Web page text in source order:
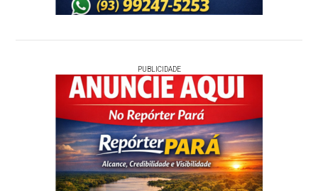
PUBLICIDADE